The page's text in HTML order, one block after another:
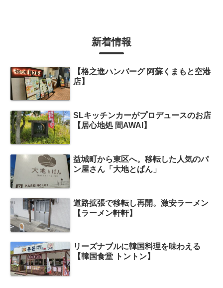
新着情報
【格之進ハンバーグ 阿蘇くまもと空港
店】
SLキッチンカーがプロデュースのお店
【居心地処 間AWAI】
益城町から東区へ。移転した人気のパ
ン屋さん「大地とぱん」
道路拡張で移転し再開。激安ラーメン
【ラーメン軒軒】
リーズナブルに韓国料理を味わえる
【韓国食堂 トントン】